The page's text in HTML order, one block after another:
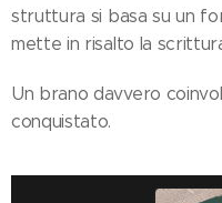
struttura si basa su un
mette in risalto la
Un brano davvero
conquistato.